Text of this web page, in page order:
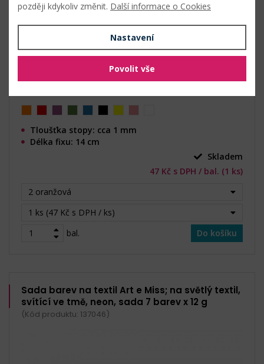
Tloušťka stopy: cca 1 mm
Délka fixu: 14 cm
Skladem
47 Kč s DPH / bal. (1 ks)
2 oranžová
1 ks (47 Kč s DPH / ks)
bal.
Do košíku
Sada barev na textil Art e Miss; na světlý textil,
svítící ve tmě, neon, sada 7 barev x 12 g
(Kód produktu: 137046)
později kdykoliv změnit. Další informace o Cookies
Nastavení
Povolit vše